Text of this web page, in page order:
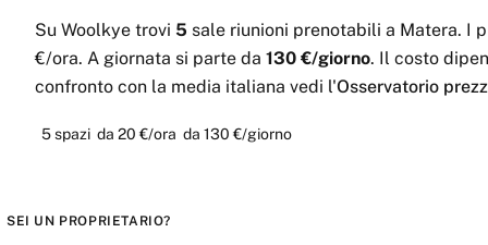
Su Woolkye trovi 5 sale riunioni prenotabili a Matera. I
€/ora. A giornata si parte da 130 €/giorno. Il costo
confronto con la media italiana vedi l'Osservatorio
5spazi da 20 €/ora da 130 €/giorno
SEI UN PROPRIETARIO?